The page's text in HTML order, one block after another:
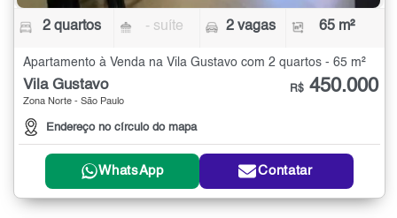
2 quartos - suíte 2 vagas 65 m²
Apartamento à Venda na Vila Gustavo com 2 quartos - 65 m²
Vila Gustavo
Zona Norte - São Paulo
Endereço no círculo do mapa
R$ 450.000
WhatsApp Contatar